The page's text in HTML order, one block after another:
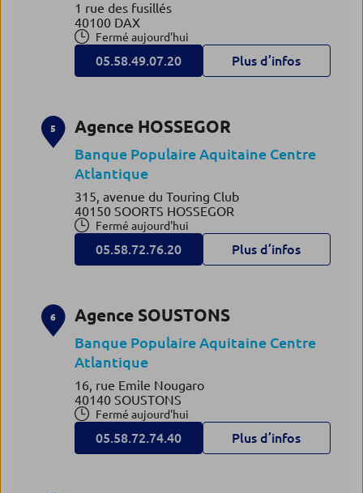
1 rue des fusillés
40100 DAX
Fermé aujourd'hui
05.58.49.07.20 Plus d’infos
5 Agence HOSSEGOR
Banque Populaire Aquitaine Centre
Atlantique
315, avenue du Touring Club
40150 SOORTS HOSSEGOR
Fermé aujourd'hui
05.58.72.76.20 Plus d’infos
6 Agence SOUSTONS
Banque Populaire Aquitaine Centre
Atlantique
16, rue Emile Nougaro
40140 SOUSTONS
Fermé aujourd'hui
05.58.72.74.40 Plus d’infos